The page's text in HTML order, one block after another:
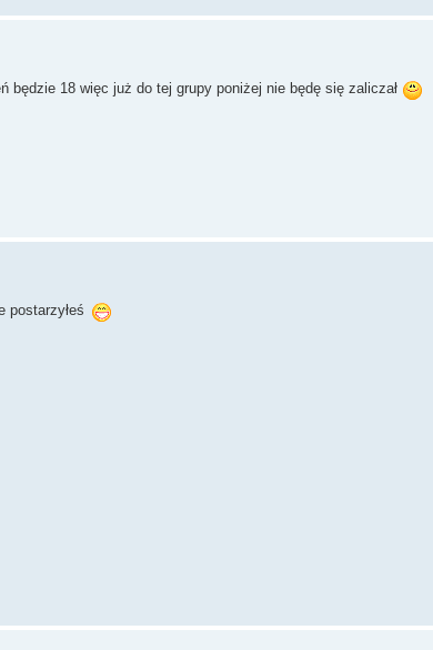
będzie 18 więc już do tej grupy poniżej nie będę się zaliczał
postarzyłeś